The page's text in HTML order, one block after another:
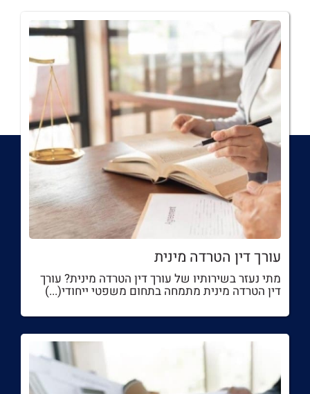
עורך דין הטרדה מינית
מתי נעזר בשירותיו של עורך דין הטרדה מינית? עורך
דין הטרדה מינית מתמחה בתחום משפטי ייחודי(...)